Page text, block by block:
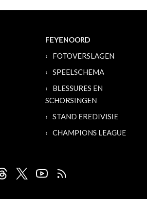
FEYENOORD
FOTOVERSLAGEN
SPEELSCHEMA
BLESSURES EN
SCHORSINGEN
STAND EREDIVISIE
CHAMPIONS LEAGUE